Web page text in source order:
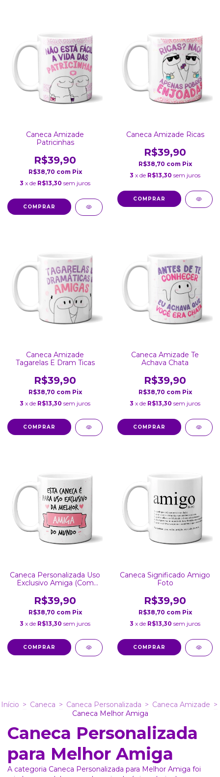
Caneca Amizade
Patricinhas
R$39,90
R$38,70 com Pix
3 x de R$13,30 sem juros
COMPRAR
Caneca Amizade Ricas
R$39,90
R$38,70 com Pix
3 x de R$13,30 sem juros
COMPRAR
Caneca Amizade
Tagarelas E Dram Ticas
R$39,90
R$38,70 com Pix
3 x de R$13,30 sem juros
COMPRAR
Caneca Amizade Te
Achava Chata
R$39,90
R$38,70 com Pix
3 x de R$13,30 sem juros
COMPRAR
Caneca Personalizada Uso
Exclusivo Amiga (Com
R$39,90
R$38,70 com Pix
3 x de R$13,30 sem juros
COMPRAR
Caneca Significado Amigo
Foto
R$39,90
R$38,70 com Pix
3 x de R$13,30 sem juros
COMPRAR
Início > Caneca > Caneca Personalizada > Caneca Amizade >
Caneca Melhor Amiga
Caneca Personalizada
para Melhor Amiga
A categoria Caneca Personalizada para Melhor Amiga foi